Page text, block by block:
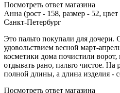
Посмотреть ответ магазина
Анна (рост - 158, размер - 52,
Санкт-Петербург
Это пальто покупали для дочери.
удовольствием весной март-
косметики дома почистили
отдывать рано, пальто чистое. На
полной длины, а длина изделия -
Посмотреть ответ магазина